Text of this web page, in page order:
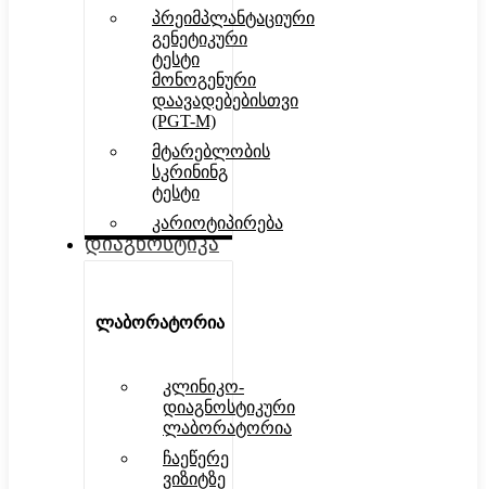
პრეიმპლანტაციური
გენეტიკური
ტესტი
მონოგენური
დაავადებებისთვი
(PGT-M)
მტარებლობის
სკრინინგ
ტესტი
კარიოტიპირება
დიაგნოსტიკა
ლაბორატორია
კლინიკო-
დიაგნოსტიკური
ლაბორატორია
ჩაეწერე
ვიზიტზე